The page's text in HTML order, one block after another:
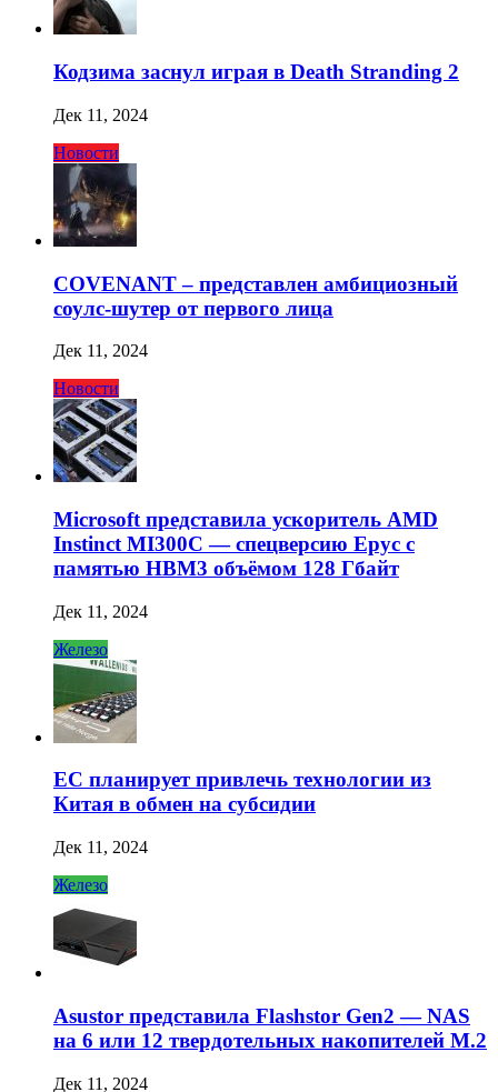
Кодзима заснул играя в Death Stranding 2
Дек 11, 2024
Новости
COVENANT – представлен амбициозный
соулс-шутер от первого лица
Дек 11, 2024
Новости
Microsoft представила ускоритель AMD
Instinct MI300C — спецверсию Epyc с
памятью HBM3 объёмом 128 Гбайт
Дек 11, 2024
Железо
ЕС планирует привлечь технологии из
Китая в обмен на субсидии
Дек 11, 2024
Железо
Asustor представила Flashstor Gen2 — NAS
на 6 или 12 твердотельных накопителей M.2
Дек 11, 2024